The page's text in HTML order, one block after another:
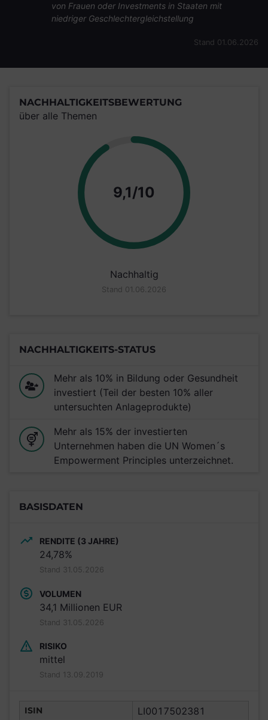
von Frauen oder Investments in Staaten mit
niedriger Geschlechtergleichstellung
Stand 01.06.2026
NACHHALTIGKEITSBEWERTUNG
über alle Themen
9,1/10 Punkte
Nachhaltig
Stand 01.06.2026
NACHHALTIGKEITS-STATUS
Mehr als 10% in Bildung oder Gesundheit
investiert (Teil der besten 10% aller
untersuchten Anlageprodukte)
Mehr als 15% der investierten
Unternehmen haben die UN Women´s
Empowerment Principles unterzeichnet.
BASISDATEN
RENDITE (3 JAHRE)
24,78%
Stand 31.05.2026
VOLUMEN
34,1 Millionen EUR
Stand 31.05.2026
RISIKO
mittel
Stand 13.09.2019
ISIN LI0017502381